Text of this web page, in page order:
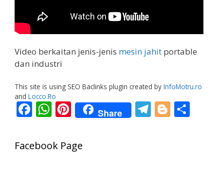
Video berkaitan jenis-jenis mesin jahit portable
dan industri
This site is using SEO Baclinks plugin created by InfoMotru.ro
and Locco.Ro
F
e
b
W
at
s
Pi
nt
er
e
Share T Bl
Facebook Page